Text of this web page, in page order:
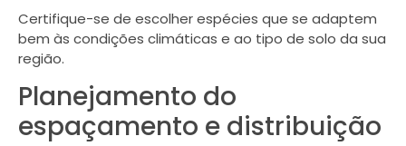
Certifique-se de escolher espécies que se adaptem
bem às condições climáticas e ao tipo de solo da sua
região.
Planejamento do
espaçamento e distribuição